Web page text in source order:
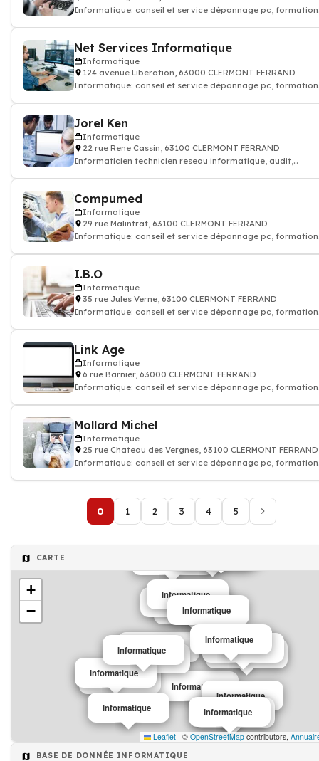
Informatique: conseil et service dépannage pc, formation
Net Services Informatique
Informatique
124 avenue Liberation, 63000 CLERMONT FERRAND
Informatique: conseil et service dépannage pc, formation
Jorel Ken
Informatique
22 rue Rene Cassin, 63100 CLERMONT FERRAND
Informaticien technicien reseau informatique, audit,
Compumed
Informatique
29 rue Malintrat, 63100 CLERMONT FERRAND
Informatique: conseil et service dépannage pc, formation
I.B.O
Informatique
35 rue Jules Verne, 63100 CLERMONT FERRAND
Informatique: conseil et service dépannage pc, formation
Link Age
Informatique
6 rue Barnier, 63000 CLERMONT FERRAND
Informatique: conseil et service dépannage pc, formation
Mollard Michel
Informatique
25 rue Chateau des Vergnes, 63100 CLERMONT FERRAND
Informatique: conseil et service dépannage pc, formation
0 1 2 3 4 5
CARTE
Informatique
Informatique
Informatique
Informatique
Informatique
Informatique Informatique
Informatique
Informatique
Informatique
Informatique
Informatique
Informatique
Informatique
Informatique
Informatique
Informatique
+
−
Leaflet | © OpenStreetMap contributors,
BASE DE DONNÉE INFORMATIQUE